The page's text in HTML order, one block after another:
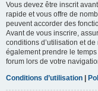
Vous devez être inscrit
rapide et vous offre de
peuvent accorder des
Avant de vous inscrire,
conditions d’utilisation et
également prendre le
forum lors de votre
Conditions d’utilisation